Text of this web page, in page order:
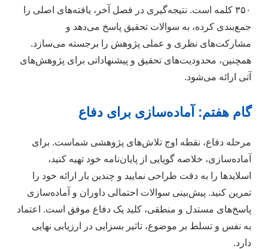
۳۵۰ کلمه است. نتیجه‌گیری در فصل آخر، یافته‌های اصلی را
جمع‌بندی کرده، به سوالات تحقیق پاسخ می‌دهد و
مشارکت‌های نظری و عملی پژوهش را برجسته می‌سازد.
همچنین، محدودیت‌های تحقیق و پیشنهاداتی برای پژوهش‌های
آتی ارائه می‌شود.
گام هفتم: آماده‌سازی برای دفاع
مرحله دفاع، نقطه اوج تلاش‌های پژوهشی شماست. برای
آماده‌سازی، خلاصه گویایی از پایان‌نامه خود تهیه کنید،
اسلایدها را به دقت طراحی نمایید و چندین بار ارائه خود را
تمرین کنید. پیش‌بینی سوالات احتمالی داوران و آماده‌سازی
پاسخ‌های مستدل و منطقی، کلید یک دفاع موفق است. اعتماد
به نفس و تسلط بر موضوع، تاثیر بسزایی در ارزیابی نهایی
دارد.